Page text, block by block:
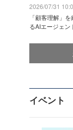
2026/07/31
「顧客理解」
るAIエージェ
イベント